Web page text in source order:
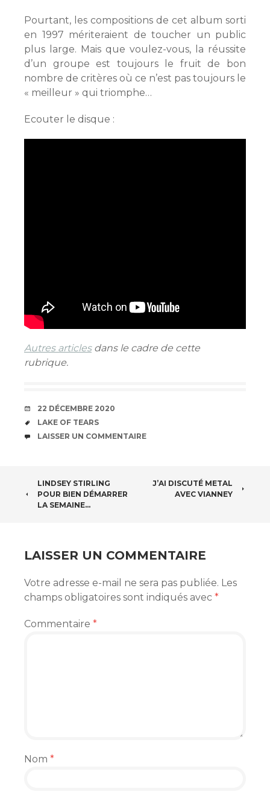
Pourtant, les compositions de cet album sorti
en 1997 mériteraient de toucher un public
plus large. Mais que voulez-vous, la réussite
d’un groupe est toujours le fruit de bon
nombre de critères où ce n’est pas toujours le
« meilleur » qui triomphe…
Ecouter le disque :
Autres articlesdans le cadre de cette
rubrique.
DATE
22 DÉCEMBRE 2020
ÉTIQUETTES
LAKE OF TEARS
COMMENTAIRES
LAISSER UN COMMENTAIRE
NAVIGATION
DES
LINDSEY STIRLING
POUR BIEN DÉMARRER
LA SEMAINE…
J’AI DISCUTÉ METAL
AVEC VIANNEY
LAISSER UN COMMENTAIRE
Votre adresse e-mail ne sera pas publiée. Les
champs obligatoires sont indiqués avec *
Commentaire *
Nom *